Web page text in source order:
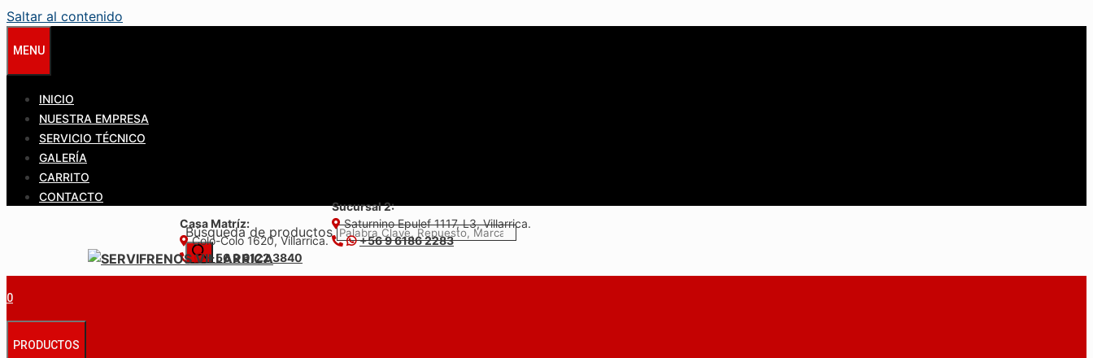
Saltar al contenido
MENU
INICIO
NUESTRA EMPRESA
SERVICIO TÉCNICO
GALERÍA
CARRITO
CONTACTO
Búsqueda de productos
Casa Matríz:
Colo-Colo 1620, Villarrica.
+56 9 6122 3840
Sucursal 2:
Saturnino Epulef 1117, L3, Villarrica.
+56 9 6186 2283
0
PRODUCTOS